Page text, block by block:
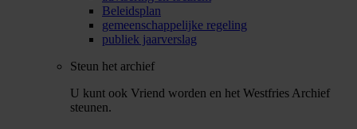
Beleidsplan
gemeenschappelijke regeling
publiek jaarverslag
Steun het archief
U kunt ook Vriend worden en het Westfries Archief
steunen.